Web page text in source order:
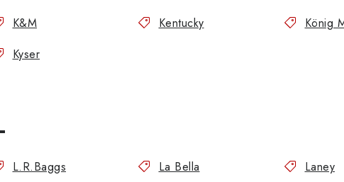
K&M Kentucky König
Kyser
L.R.Baggs La Bella Laney